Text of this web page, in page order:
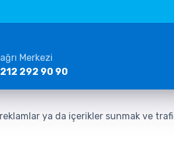
Merkezi
292 90 90
ya da içerikler sunmak ve